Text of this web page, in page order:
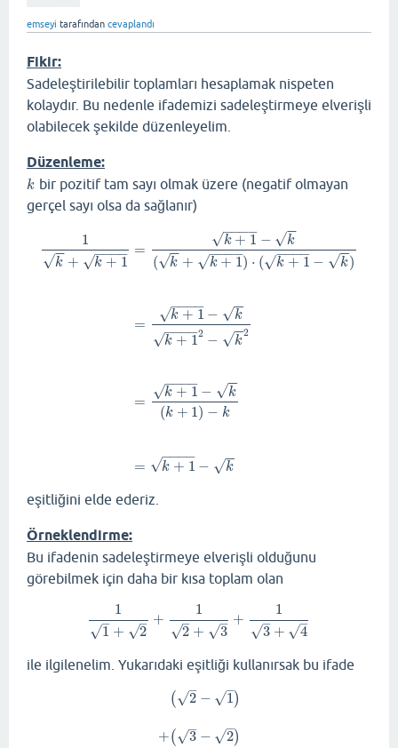
emseyi tarafından cevaplandı
Fikir:
Sadeleştirilebilir toplamları hesaplamak nispeten
kolaydır. Bu nedenle ifademizi sadeleştirmeye elverişli
olabilecek şekilde düzenleyelim.
Düzenleme:
k
k bir pozitif tam sayı olmak üzere (negatif olmayan
gerçel sayı olsa da sağlanır)
1
k
−
−
√ + k + 1
− −
−−
√
=
k + 1
− −
−−
√ − k
−
−
√
(
k
−
−
√ + k + 1
− −
−−
√ ) ⋅ ( k + 1
− −
−−
√ − k
−
−
√ )
=
k + 1
− −
−−
√ − k
−
−
√
k + 1
− −
−−
√ 2 − k
−
−
√ 2
=
k + 1
− −
−−
√ − k
−
−
√
(k + 1) − k
= k + 1
− −
−−
√ − k
−
−
√
+ )
eşitliğini elde ederiz.
Örneklendirme:
Bu ifadenin sadeleştirmeye elverişli olduğunu
görebilmek için daha bir kısa toplam olan
1
1
–
√ + 2
–
√
+
1
2
–
√ + 3
–
√
+
1
3
–
√ + 4
–
√
1 1+ 2+12+3+1 3+ 4
ile ilgilenelim. Yukarıdaki eşitliği kullanırsak bu ifade
+
( 2
–
√ − 1
–
√ )
( 3
–
√ − 2
–
√ )
(2−1)+ (3−2)+(